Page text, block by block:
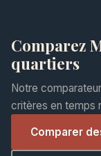
Comparez
quartiers
Notre
critères en temps
Comparer